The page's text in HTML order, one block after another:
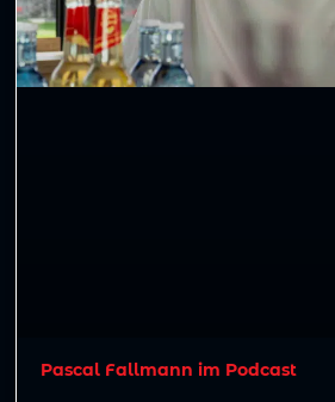
Pascal Fallmann im Podcast